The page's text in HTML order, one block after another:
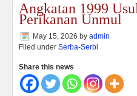
Angkatan 1999
Perikanan Unmul
May 15, 2026 by admin
Filed under Serba-Serbi
Share this news